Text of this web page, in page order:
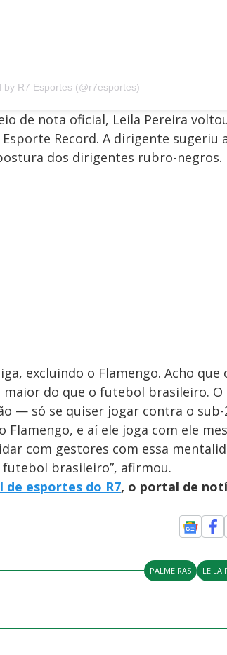
by R7 Esportes (@r7esportes)
de nota oficial, Leila Pereira
Record. A dirigente sugeriu
dos dirigentes rubro-negros.
excluindo o Flamengo. Acho que
do que o futebol brasileiro. O
— só se quiser jogar contra o sub-
e aí ele joga com ele
com gestores com essa
brasileiro”, afirmou.
de esportes do R7, o portal de
PALMEIRAS LEILA